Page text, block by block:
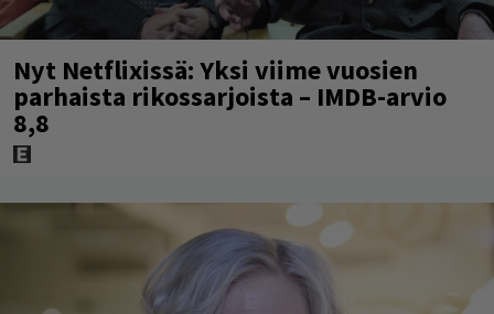
Nyt Netflixissä: Yksi viime vuosien
parhaista rikossarjoista – IMDB-arvio
8,8